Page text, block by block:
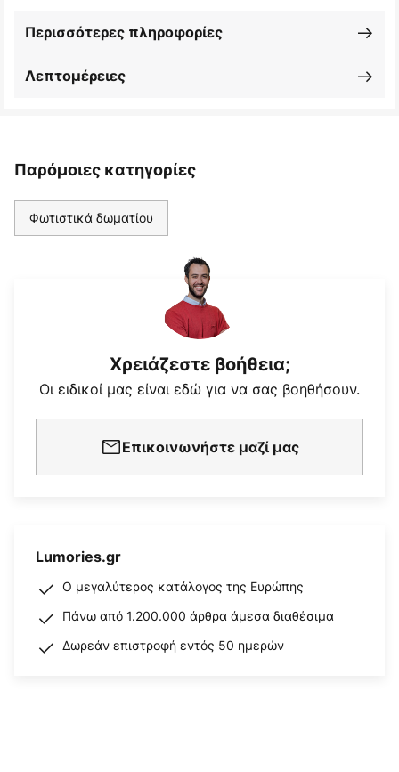
Λεπτομέρειες
Περισσότερες πληροφορίες
Παρόμοιες κατηγορίες
Φωτιστικά δωματίου
Χρειάζεστε βοήθεια;
Οι ειδικοί μας είναι εδώ για να σας βοηθήσουν.
Επικοινωνήστε μαζί μας
Lumories.gr
Ο μεγαλύτερος κατάλογος της Ευρώπης
Πάνω από 1.200.000 άρθρα άμεσα διαθέσιμα
Δωρεάν επιστροφή εντός 50 ημερών